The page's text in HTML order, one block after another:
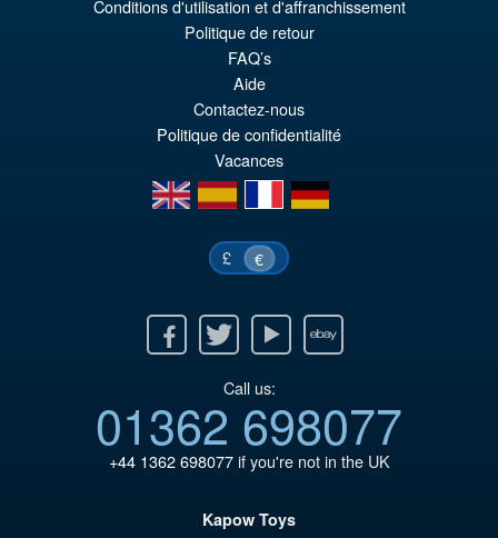
VORBESTELLUNGEN
Conditions d'utilisation et d'affranchissement
Politique de retour
FAQ’s
Aide
Contactez-nous
Politique de confidentialité
Vacances
en
es fr de
£ €
Twitter Youtube Ebay
Call us:
01362 698077
+44 1362 698077if you're not in the UK
Kapow Toys